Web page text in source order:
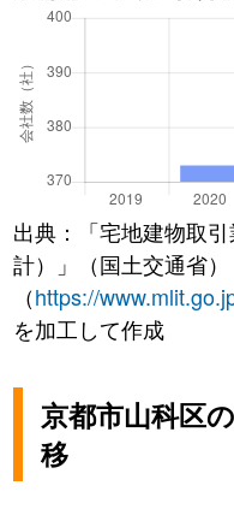
出典：「宅地建物取
計）」（国土交通省）
（https://
を加工して作成
京都市山科区
移